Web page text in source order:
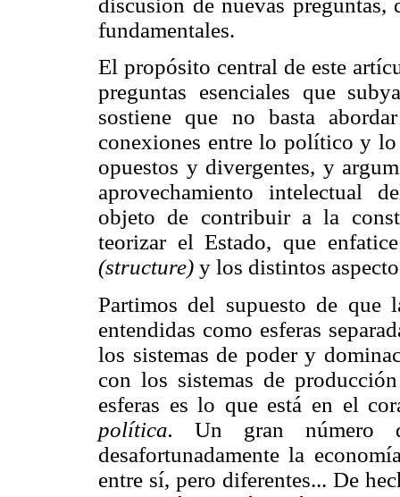
discusión de nuevas preguntas,
fundamentales.
El propósito central de este
preguntas esenciales que
sostiene que no basta
conexiones entre lo político y
opuestos y divergentes, y
aprovechamiento intelectual
objeto de contribuir a la
teorizar el Estado, que
(structure) y los distintos
Partimos del supuesto de
entendidas como esferas
los sistemas de poder y
con los sistemas de
esferas es lo que está en el
política. Un gran número
desafortunadamente la
entre sí, pero diferentes... De